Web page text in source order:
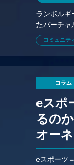
ランボル
たバーチャ
ムの公式
コミュニテ
コラム
eスポ
るの
オー
eスポーツ